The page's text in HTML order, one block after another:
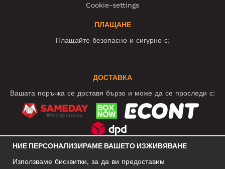
Cookie-settings
ПЛАЩАНЕ
Плащайте безопасно и сигурно с:
ДОСТАВКА
Вашата поръчка се доставя бързо и може да се проследи с:
НИЕ ПЕРСОНАЛИЗИРАМЕ ВАШЕТО ИЗЖИВЯВАНЕ
Използваме бисквитки, за да ви предоставим